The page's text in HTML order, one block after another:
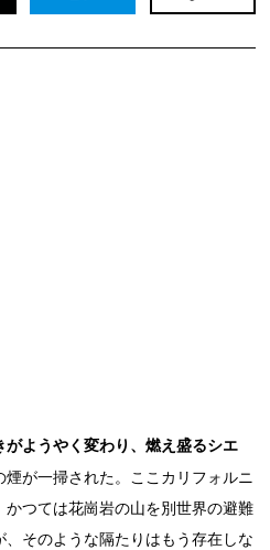
がようやく変わり、燃え盛るシエ
煙が一掃された。ここカリフォルニ
かつては花崗岩の山を別世界の避難
そのような隔たりはもう存在しな